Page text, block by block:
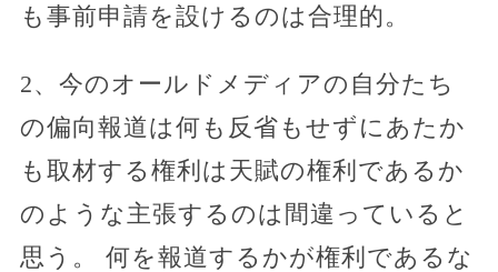
も事前申請を設けるのは合理的。
2、今のオールドメディアの自分たち
の偏向報道は何も反省もせずにあたか
も取材する権利は天賦の権利であるか
のような主張するのは間違っていると
思う。 何を報道するかが権利であるな